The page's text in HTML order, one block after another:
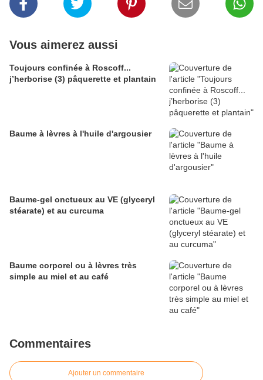
Vous aimerez aussi
Toujours confinée à Roscoff...
j’herborise (3) pâquerette et plantain
Baume à lèvres à l'huile d'argousier
Baume-gel onctueux au VE (glyceryl
stéarate) et au curcuma
Baume corporel ou à lèvres très
simple au miel et au café
Commentaires
Ajouter un commentaire